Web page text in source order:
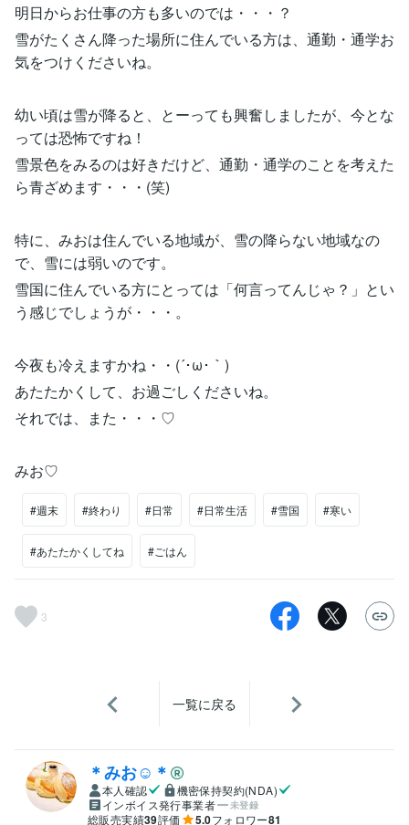
明日からお仕事の方も多いのでは・・・？
雪がたくさん降った場所に住んでいる方は、通勤・通学お
気をつけくださいね。
幼い頃は雪が降ると、とーっても興奮しましたが、今とな
っては恐怖ですね！
雪景色をみるのは好きだけど、通勤・通学のことを考えた
ら青ざめます・・・(笑)
特に、みおは住んでいる地域が、雪の降らない地域なの
で、雪には弱いのです。
雪国に住んでいる方にとっては「何言ってんじゃ？」とい
う感じでしょうが・・・。
今夜も冷えますかね・・(´･ω･｀)
あたたかくして、お過ごしくださいね。
それでは、また・・・♡
みお♡
#週末 #終わり #日常 #日常生活 #雪国 #寒い
#あたたかくしてね #ごはん
3
一覧に戻る
＊みお☺︎＊
本人確認
機密保持契約(NDA)
インボイス発行事業者
未登録
総販売実績39評価 5.0フォロワー81